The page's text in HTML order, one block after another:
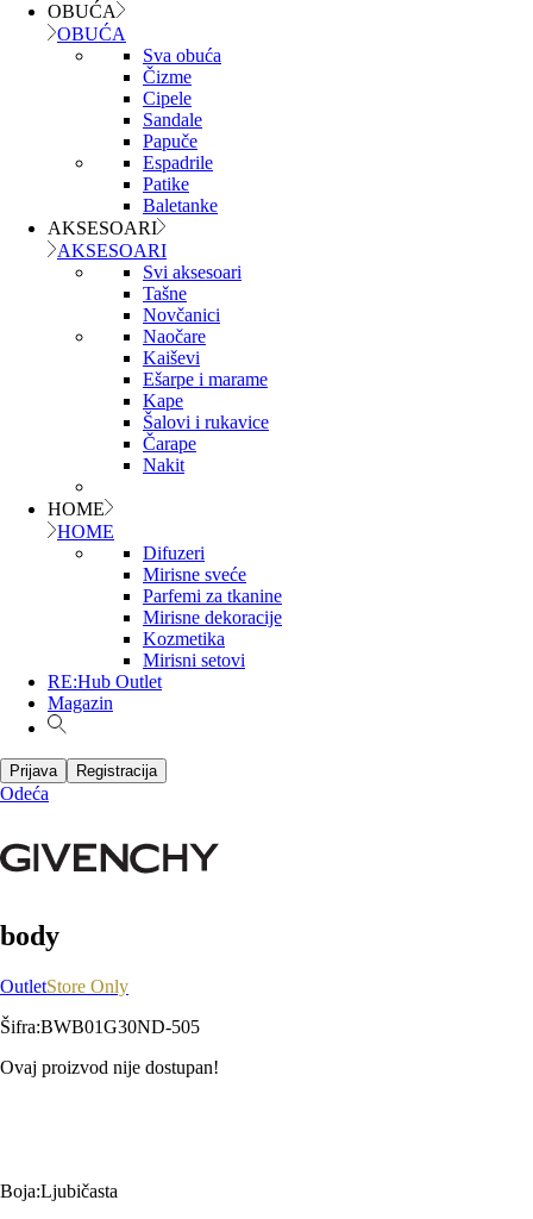
OBUĆA
OBUĆA
Sva obuća
Čizme
Cipele
Sandale
Papuče
Espadrile
Patike
Baletanke
AKSESOARI
AKSESOARI
Svi aksesoari
Tašne
Novčanici
Naočare
Kaiševi
Ešarpe i marame
Kape
Šalovi i rukavice
Čarape
Nakit
HOME
HOME
Difuzeri
Mirisne sveće
Parfemi za tkanine
Mirisne dekoracije
Kozmetika
Mirisni setovi
RE:Hub Outlet
Magazin
Prijava Registracija
Odeća
body
OutletStore Only
Šifra:BWB01G30ND-505
Ovaj proizvod nije dostupan!
Boja:Ljubičasta